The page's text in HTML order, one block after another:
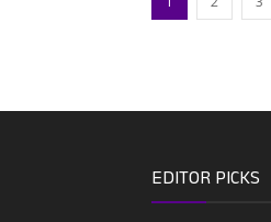
EDITOR PICKS